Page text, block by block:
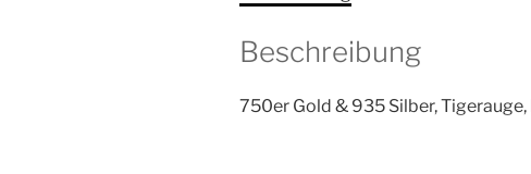
Beschreibung
750er Gold & 935 Silber,